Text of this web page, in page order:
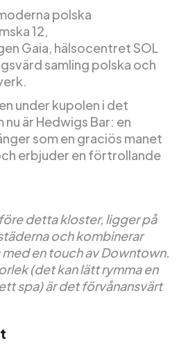
polska
12,
Gaia, hälsocentret SOL
samling polska och
under kupolen i det
är Hedwigs Bar: en
som en graciös manet
erbjuder en förtrollande
detta kloster, ligger på
och kombinerar
en touch av Downtown.
(det kan lätt rymma en
spa) är det förvånansvärt